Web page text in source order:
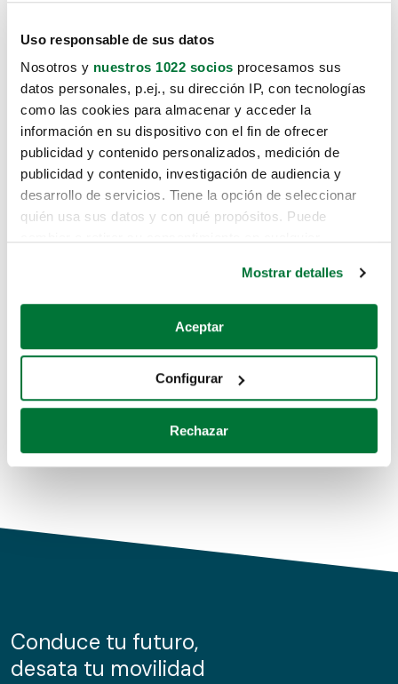
Uso responsable de sus datos
Nosotros y nuestros 1022 socios procesamos sus
datos personales, p.ej., su dirección IP, con tecnologías
como las cookies para almacenar y acceder la
información en su dispositivo con el fin de ofrecer
publicidad y contenido personalizados, medición de
publicidad y contenido, investigación de audiencia y
desarrollo de servicios. Tiene la opción de seleccionar
quién usa sus datos y con qué propósitos. Puede
Si lo permite, también quisiéramos:
Recopilar información sobre su ubicación geográfica
Identificar su dispositivo analizándolo activamente
para buscar características específicas (huellas
Obtenga más información sobre cómo se procesan sus
de cookies.
información sobre el uso que haga del sitio web con
nuestros partners de redes sociales, publicidad y análisis
Mostrar detalles
Aceptar
Configurar
Rechazar
Lo sentimos, no sabemos como
te hemos traido hasta aquí.
Pero puedes encontrar el coche que estás
buscando en alguno de estos enlaces:
Coches de segunda mano
Coches de km0
Conduce tu futuro,
desata tu movilidad